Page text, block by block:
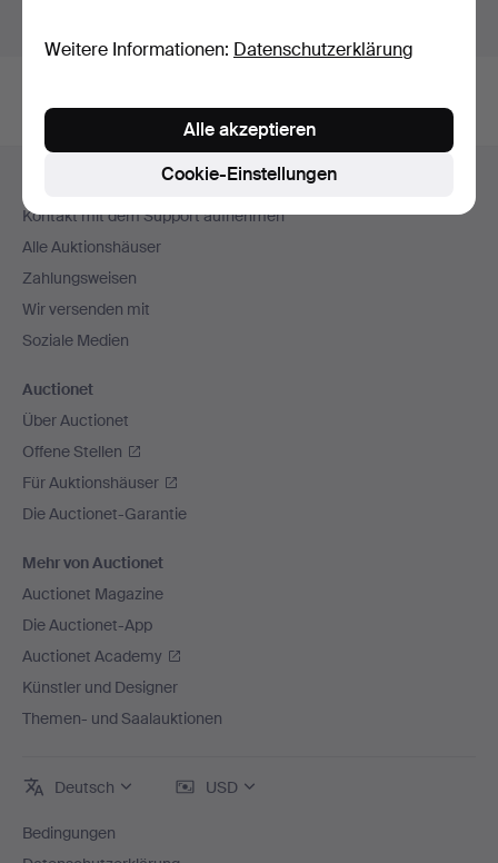
Fußzeilen-
Navigation
Kontakt mit dem Support aufnehmen
Alle Auktionshäuser
Zahlungsweisen
Wir versenden mit
Soziale Medien
Auctionet
Über Auctionet
Offene Stellen
Für Auktionshäuser
Die Auctionet-Garantie
Mehr von Auctionet
Auctionet Magazine
Die Auctionet-App
Auctionet Academy
Künstler und Designer
Themen- und Saalauktionen
Deutsch USD
Bedingungen
Weitere Informationen: Datenschutzerklärung
Cookie-Einstellungen
Alle akzeptieren